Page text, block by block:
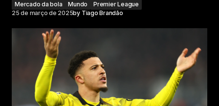
Mercado da bola
Mundo
Premier League
25 de março de 2025by Tiago Brandão